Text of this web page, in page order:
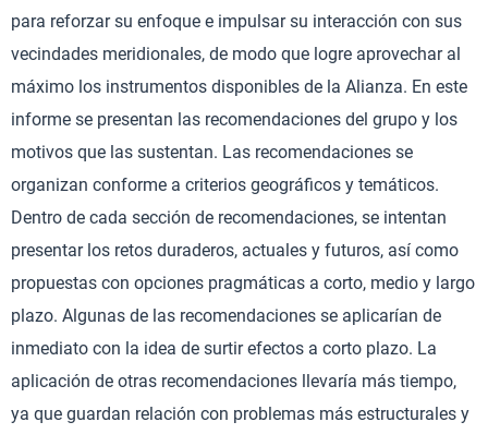
para reforzar su enfoque e impulsar su interacción con sus
vecindades meridionales, de modo que logre aprovechar al
máximo los instrumentos disponibles de la Alianza. En este
informe se presentan las recomendaciones del grupo y los
motivos que las sustentan. Las recomendaciones se
organizan conforme a criterios geográficos y temáticos.
Dentro de cada sección de recomendaciones, se intentan
presentar los retos duraderos, actuales y futuros, así como
propuestas con opciones pragmáticas a corto, medio y largo
plazo. Algunas de las recomendaciones se aplicarían de
inmediato con la idea de surtir efectos a corto plazo. La
aplicación de otras recomendaciones llevaría más tiempo,
ya que guardan relación con problemas más estructurales y